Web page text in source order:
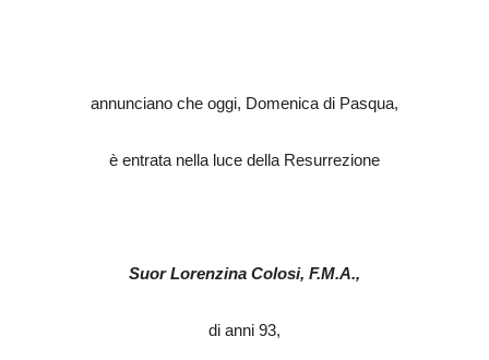
annunciano che oggi, Domenica di Pasqua,
è entrata nella luce della Resurrezione
Suor Lorenzina Colosi, F.M.A.,
di anni 93,